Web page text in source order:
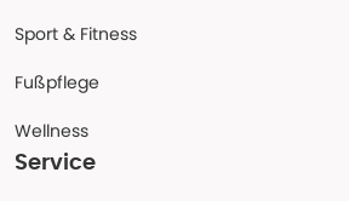
Sport & Fitness
Fußpflege
Wellness
Service